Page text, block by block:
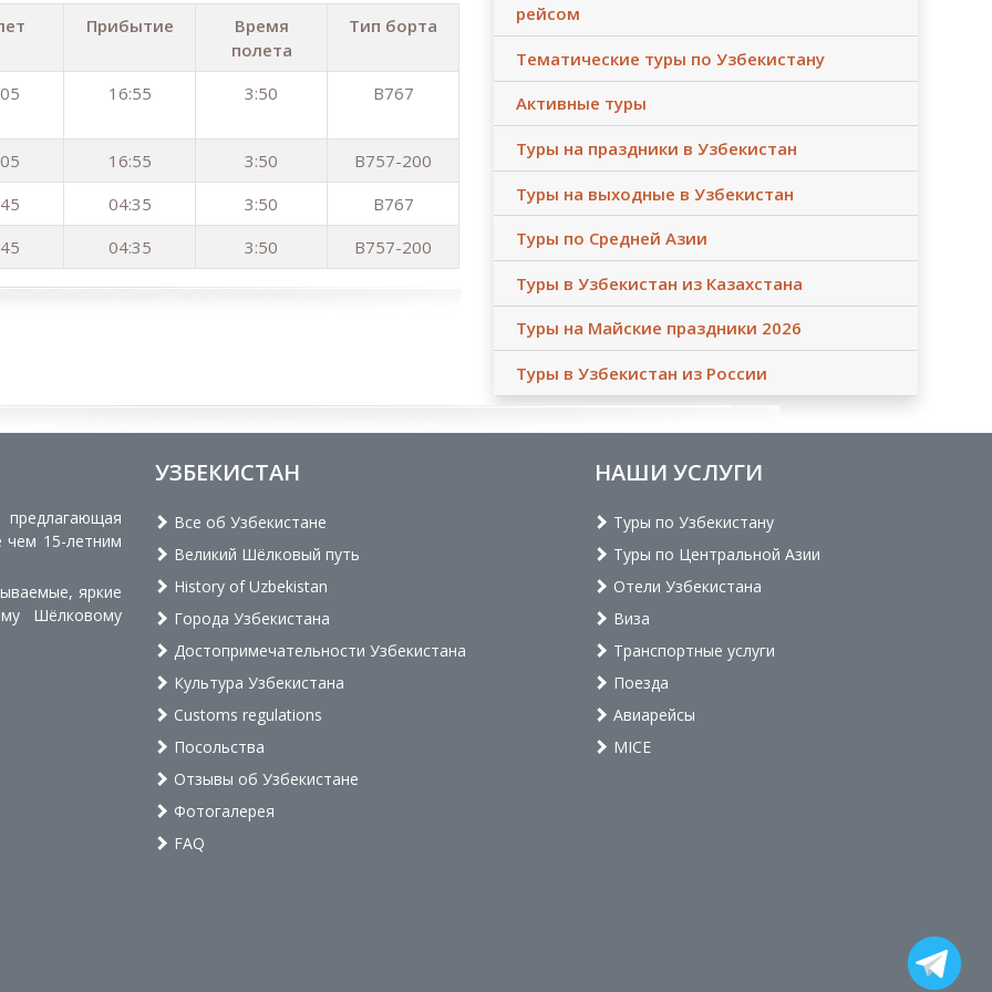
Прибытие
Время
полета
Тип борта
16:55 3:50 B767
16:55 3:50
B757-200
04:35 3:50
B767
04:35 3:50 B757-200
рейсом
Тематические туры по Узбекистану
Активные туры
Туры на праздники в Узбекистан
Туры на выходные в Узбекистан
Туры по Средней Азии
Туры в Узбекистан из Казахстана
Туры на Майские праздники 2026
Туры в Узбекистан из России
чем 15-летним
яркие
Шёлковому
УЗБЕКИСТАН
Все об Узбекистане
Великий Шёлковый путь
History of Uzbekistan
Города Узбекистана
Достопримечательности Узбекистана
Культура Узбекистана
Customs regulations
Посольства
Отзывы об Узбекистане
Фотогалерея
FAQ
НАШИ УСЛУГИ
Туры по Узбекистану
Туры по Центральной Азии
Отели Узбекистана
Виза
Транспортные услуги
Поезда
Авиарейсы
MICE